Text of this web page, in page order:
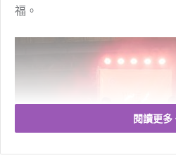
福。
閱讀更多